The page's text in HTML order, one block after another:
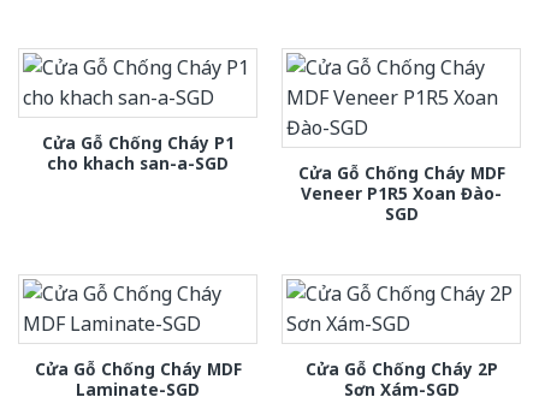
Cửa Gỗ Chống Cháy P1
cho khach san-a-SGD
Cửa Gỗ Chống Cháy MDF
Veneer P1R5 Xoan Đào-
SGD
Cửa Gỗ Chống Cháy MDF
Laminate-SGD
Cửa Gỗ Chống Cháy 2P
Sơn Xám-SGD